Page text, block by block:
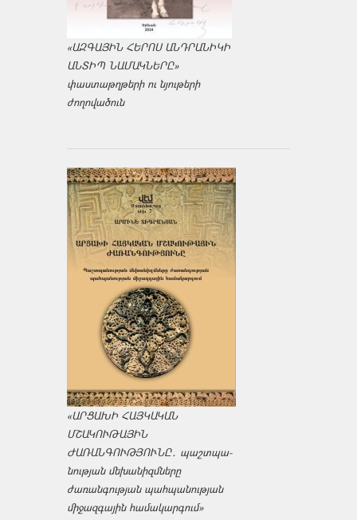
«ԱԶԳԱՅԻՆ ՀԵՐՈՍ ԱՆԴՐԱՆԻԿԻ
ԱՆՏԻՊ ՆԱՄԱԿՆԵՐԸ»
փաստաթղթերի ու նյութերի
ժողովածուն
«ԱՐՑԱԽԻ ՀԱՅԿԱԿԱՆ
ՄՇԱԿՈՒԹԱՅԻՆ
ԺԱՌԱՆԳՈՒԹՅՈՒՆԸ․ պաշտպա­
նության մեխանիզմները
ժառանգության պահպանության
միջազ­գային համակարգում»